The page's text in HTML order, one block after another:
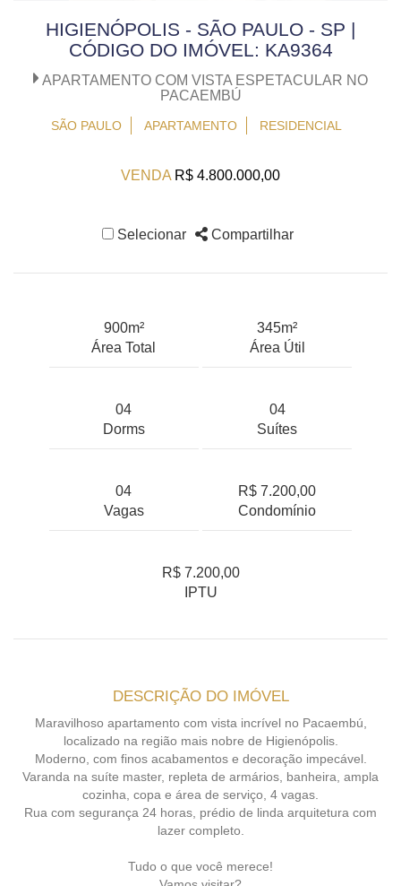
HIGIENÓPOLIS - SÃO PAULO - SP |
CÓDIGO DO IMÓVEL: KA9364
APARTAMENTO COM VISTA ESPETACULAR NO
PACAEMBÚ
SÃO PAULO APARTAMENTO RESIDENCIAL
VENDA R$ 4.800.000,00
Selecionar Compartilhar
900m²
Área Total
345m²
Área Útil
04
Dorms
04
Suítes
04
Vagas
R$ 7.200,00
Condomínio
R$ 7.200,00
IPTU
DESCRIÇÃO DO IMÓVEL
Maravilhoso apartamento com vista incrível no Pacaembú,
localizado na região mais nobre de Higienópolis.
Moderno, com finos acabamentos e decoração impecável.
Varanda na suíte master, repleta de armários, banheira, ampla
cozinha, copa e área de serviço, 4 vagas.
Rua com segurança 24 horas, prédio de linda arquitetura com
lazer completo.
Tudo o que você merece!